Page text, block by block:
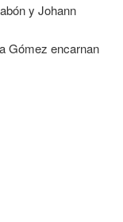
y Johann
Gómez encarnan